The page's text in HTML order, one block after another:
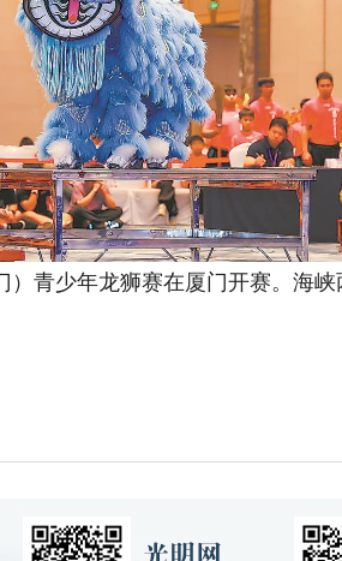
少年龙狮赛在厦门开赛。海峡